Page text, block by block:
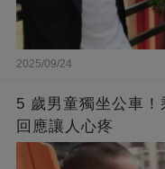
2025/09/24
5 歲男童獨坐公車
回應讓人心疼